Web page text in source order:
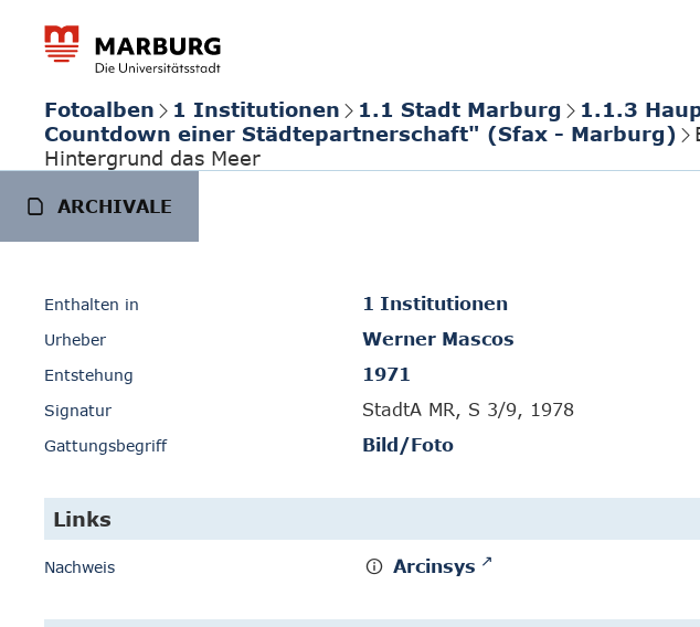
Fotoalben 1 Institutionen 1.1 Stadt Marburg 1.1.3
Countdown einer Städtepartnerschaft" (Sfax - Marburg)
Hintergrund das Meer
ARCHIVALE
Enthalten in 1 Institutionen
Urheber Werner Mascos
Entstehung 1971
Signatur StadtA MR, S 3/9, 1978
Gattungsbegriff Bild/Foto
Links
Nachweis Arcinsys